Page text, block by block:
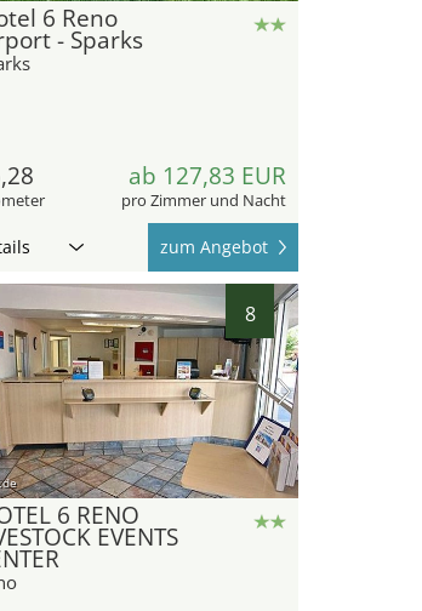
6 Reno
- Sparks
ab 127,83 EUR
pro Zimmer und Nacht
zum Angebot
8
6 RENO
EVENTS